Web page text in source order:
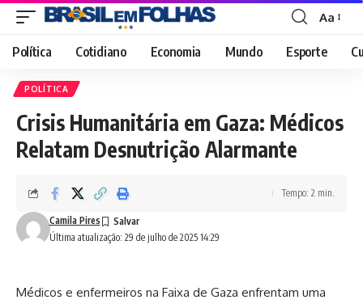
Font
Resizer
Aa
Política Cotidiano Economia Mundo Esporte
POLÍTICA
Crisis Humanitária em Gaza: Médicos
Relatam Desnutrição Alarmante
Última atualização: 29 de julho de 2025 14:29
Camila Pires
Tempo: 2 min.
Médicos e enfermeiros na Faixa de Gaza enfrentam uma